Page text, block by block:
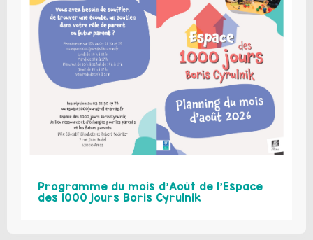
Programme du mois d’Août de l’Espace
des 1000 jours Boris Cyrulnik